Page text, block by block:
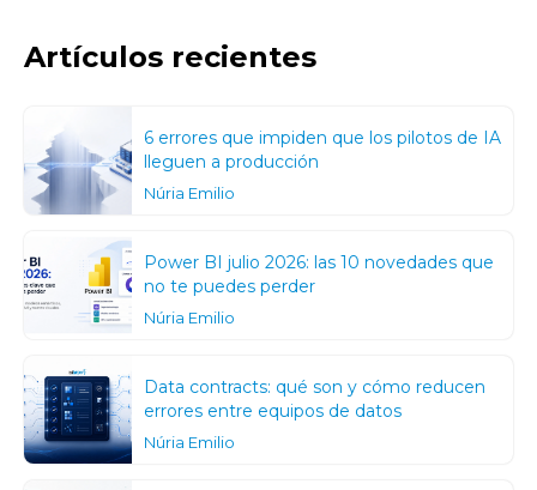
Artículos recientes
6 errores que impiden que los pilotos de IA
lleguen a producción
Núria Emilio
Power BI julio 2026: las 10 novedades que
no te puedes perder
Núria Emilio
Data contracts: qué son y cómo reducen
errores entre equipos de datos
Núria Emilio